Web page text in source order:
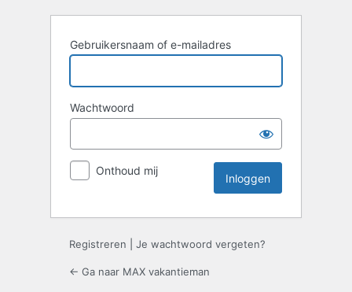
Gebruikersnaam of e-mailadres
Wachtwoord
Onthoud mij
Registreren Je wachtwoord vergeten?
← Ga naar MAX vakantieman